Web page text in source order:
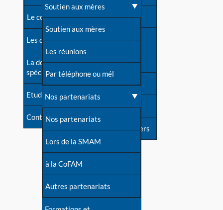
Une difficulté d'allaitement ?
Cas particuliers
Mythes et vérités
Devenir animatrice ?
Une question sur le site
Le congrès
Les dossiers de l'allaitement
La documentation
spécialisée
Etudes récentes
Contact
Contact presse
Dossier de presse
Soutenir LLL
Livre d'or
Forum
S'inscrire à nos newsletters
Soutien aux mères
Soutien aux mères
Les réunions
Par téléphone ou mél
Nos partenariats
Nos partenariats
Lors de la SMAM
à la CoFAM
Autres partenariats